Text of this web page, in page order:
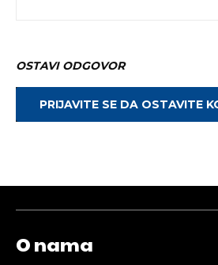
OSTAVI ODGOVOR
PRIJAVITE SE DA OSTAVITE
O nama